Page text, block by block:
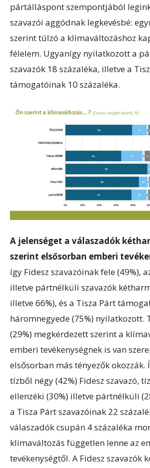
pártálláspont szempontjából
szavazói aggódnak legkevésbé:
szerint túlzó a klímaváltozáshoz
félelem. Ugyanígy nyilatkozott a
szavazók 18 százaléka, illetve a
támogatóinak 10 százaléka.
A jelenséget a válaszadók
szerint elsősorban emberi
így Fidesz szavazóinak fele (49%),
illetve pártnélküli szavazók
illetve 66%), és a Tisza Párt
háromnegyede (75%) nyilatkozott.
(29%) megkérdezett szerint a
emberi tevékenységnek is van
elsősorban más tényezők okozzák.
tízből négy (42%) Fidesz szavazó,
ellenzéki (30%) illetve pártnélküli
a Tisza Párt szavazóinak 22
válaszadók csupán 4 százaléka
klímaváltozás független lenne az
tevékenységtől. A Fidesz szavazók